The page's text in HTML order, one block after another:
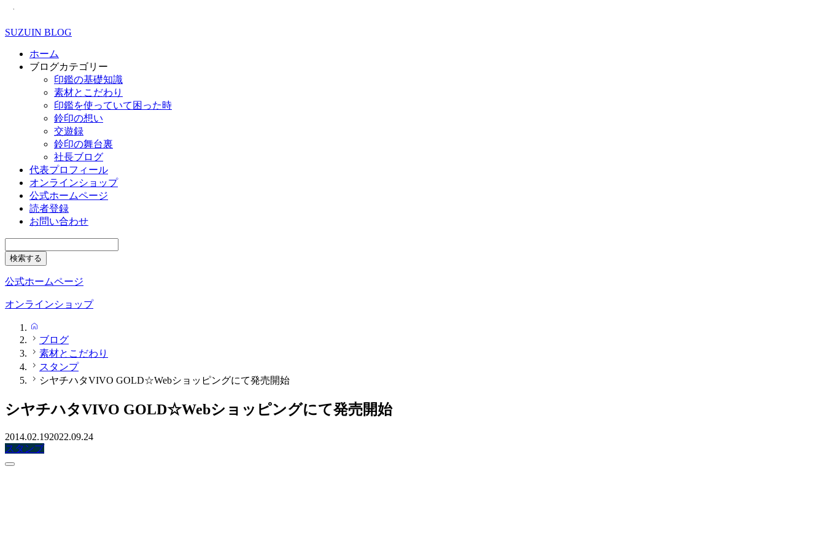
SUZUIN BLOG
ホーム
ブログカテゴリー
印鑑の基礎知識
素材とこだわり
印鑑を使っていて困った時
鈴印の想い
交遊録
鈴印の舞台裏
社長ブログ
代表プロフィール
オンラインショップ
公式ホームページ
読者登録
お問い合わせ
公式ホームページ
オンラインショップ
ブログ
素材とこだわり
スタンプ
シヤチハタVIVO GOLD☆Webショッピングにて発売開始
シヤチハタVIVO GOLD☆Webショッピングにて発売開始
2014.02.192022.09.24
スタンプ